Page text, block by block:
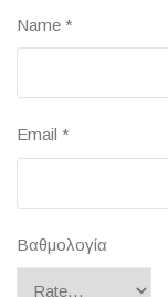
Name *
Email *
Βαθμολογία